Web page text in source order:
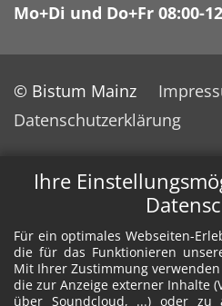
Ihre
Für ein optimales Webseiten-
die für das Funktionieren
Mit Ihrer Zustimmung
die zur Anzeige externer Inhalte
über Soundcloud, ...) oder zu
Mo+Di und Do+Fr 08:00-
© Bistum Mainz
Datenschutzerklärung